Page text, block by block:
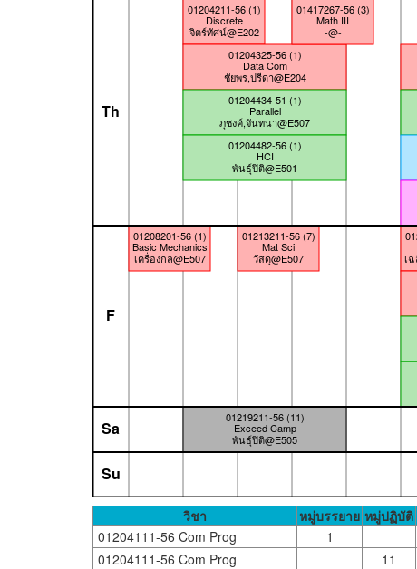
01204211-56 (1)
Discrete
จิตร์ทัศน์@E202
เ
01204325-56 (1)
Data Com
ชัยพร,ปรีดา@E204
01204434-51 (1)
Parallel
ภุชงค์,จันทนา@E507
01204482-56 (1)
HCI
พันธุ์ปิติ@E501
01208201-56 (1)
Basic Mechanics
เครื่องกล@E507
01213211-56 (7)
Mat Sci
วัสดุ@E507
01219211-56 (11)
Exceed Camp
พันธุ์ปิติ@E505
01417267-56 (3)
Math III
-@-
Th
F
Sa
Su
วิชา หมู่บรรยาย หมู่ปฏิบัติ
01204111-56 Com Prog
1
01204111-56 Com Prog
11